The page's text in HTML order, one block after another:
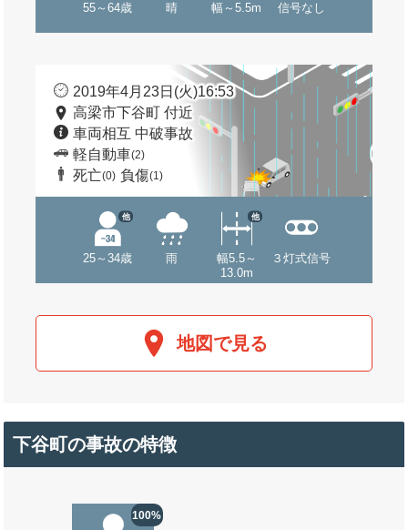
55～64歳 晴 幅～5.5m 信号なし
2019年4月23日(火)16:53
高梁市下谷町 付近
車両相互 中破事故
軽自動車(2)
死亡(0) 負傷(1)
25～34歳
他
雨
幅5.5～
13.0m
他
３灯式信号
地図で見る
下谷町の事故の特徴
100%